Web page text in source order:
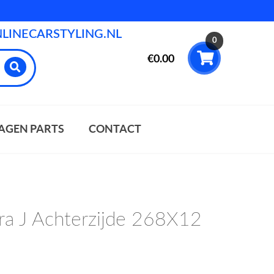
€0.00
0
PARTS CONTACT
J Achterzijde 268X12